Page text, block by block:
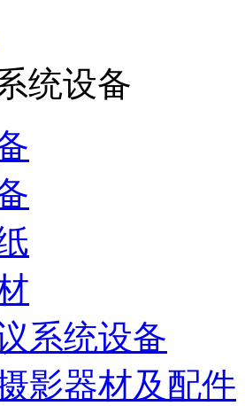
统设备
系统设备
影器材及配件